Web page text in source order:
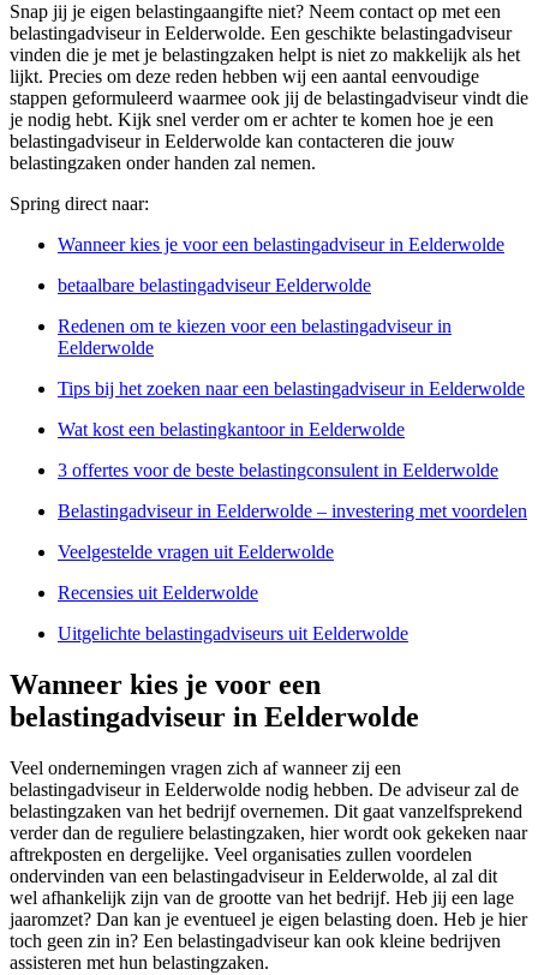
Snap jij je eigen belastingaangifte niet? Neem contact op met een
belastingadviseur in Eelderwolde. Een geschikte belastingadviseur
vinden die je met je belastingzaken helpt is niet zo makkelijk als het
lijkt. Precies om deze reden hebben wij een aantal eenvoudige
stappen geformuleerd waarmee ook jij de belastingadviseur vindt die
je nodig hebt. Kijk snel verder om er achter te komen hoe je een
belastingadviseur in Eelderwolde kan contacteren die jouw
belastingzaken onder handen zal nemen.
Spring direct naar:
Wanneer kies je voor een belastingadviseur in Eelderwolde
betaalbare belastingadviseur Eelderwolde
Redenen om te kiezen voor een belastingadviseur in
Eelderwolde
Tips bij het zoeken naar een belastingadviseur in Eelderwolde
Wat kost een belastingkantoor in Eelderwolde
3 offertes voor de beste belastingconsulent in Eelderwolde
Belastingadviseur in Eelderwolde – investering met voordelen
Veelgestelde vragen uit Eelderwolde
Recensies uit Eelderwolde
Uitgelichte belastingadviseurs uit Eelderwolde
Wanneer kies je voor een
belastingadviseur in Eelderwolde
Veel ondernemingen vragen zich af wanneer zij een
belastingadviseur in Eelderwolde nodig hebben. De adviseur zal de
belastingzaken van het bedrijf overnemen. Dit gaat vanzelfsprekend
verder dan de reguliere belastingzaken, hier wordt ook gekeken naar
aftrekposten en dergelijke. Veel organisaties zullen voordelen
ondervinden van een belastingadviseur in Eelderwolde, al zal dit
wel afhankelijk zijn van de grootte van het bedrijf. Heb jij een lage
jaaromzet? Dan kan je eventueel je eigen belasting doen. Heb je hier
toch geen zin in? Een belastingadviseur kan ook kleine bedrijven
assisteren met hun belastingzaken.